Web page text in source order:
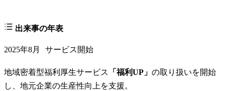
出来事の年表
2025年8月 サービス開始
地域密着型福利厚生サービス 「福利UP」 の取り扱いを開始
し、地元企業の生産性向上を支援。